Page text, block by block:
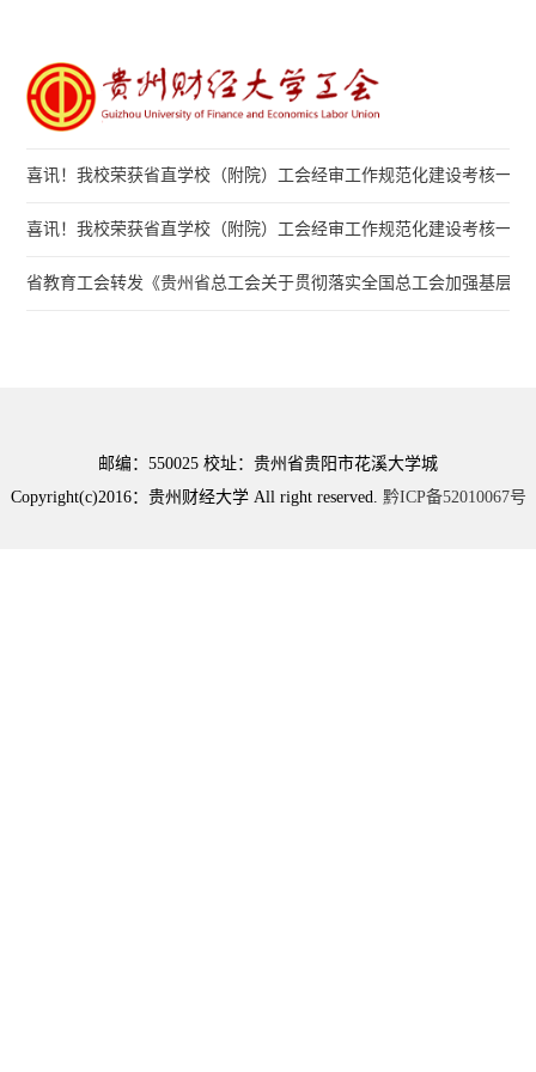
喜讯！我校荣获省直学校（附院）工会经审工作规范化建设考核一等
喜讯！我校荣获省直学校（附院）工会经审工作规范化建设考核一等
省教育工会转发《贵州省总工会关于贯彻落实全国总工会加强基层工
邮编：550025 校址：贵州省贵阳市花溪大学城
Copyright(c)2016：贵州财经大学 All right reserved. 黔ICP备52010067号